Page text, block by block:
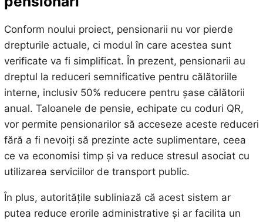
Conform noului proiect, pensionarii nu vor pierde
drepturile actuale, ci modul în care acestea sunt
verificate va fi simplificat. În prezent, pensionarii au
dreptul la reduceri semnificative pentru călătoriile
interne, inclusiv 50% reducere pentru șase călătorii
anual. Taloanele de pensie, echipate cu coduri QR,
vor permite pensionarilor să acceseze aceste reduceri
fără a fi nevoiți să prezinte acte suplimentare, ceea
ce va economisi timp și va reduce stresul asociat cu
utilizarea serviciilor de transport public.
În plus, autoritățile subliniază că acest sistem ar
putea reduce erorile administrative și ar facilita un